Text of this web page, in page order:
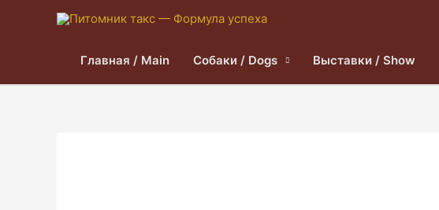
Главная / Main Собаки / Dogs Выставки / Show